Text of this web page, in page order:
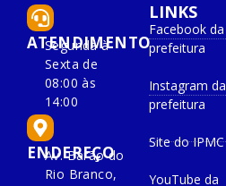
ATENDIMENTO
Segunda à
Sexta de
08:00 às
14:00
ENDEREÇO
Av. Barão do
Rio Branco,
LINKS
Facebook da
prefeitura
Instagram da
prefeitura
Site do IPMC
YouTube da